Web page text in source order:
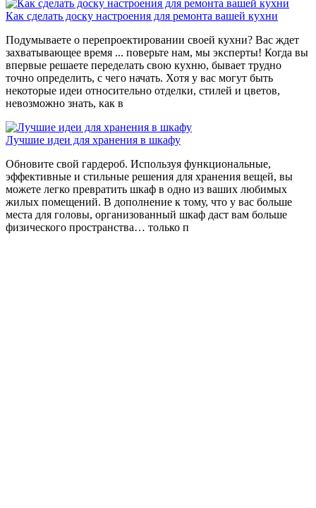
Как сделать доску настроения для ремонта вашей кухни
Подумываете о перепроектировании своей кухни? Вас ждет
захватывающее время ... поверьте нам, мы эксперты! Когда вы
впервые решаете переделать свою кухню, бывает трудно
точно определить, с чего начать. Хотя у вас могут быть
некоторые идеи относительно отделки, стилей и цветов,
невозможно знать, как в
Лучшие идеи для хранения в шкафу
Обновите свой гардероб. Используя функциональные,
эффективные и стильные решения для хранения вещей, вы
можете легко превратить шкаф в одно из ваших любимых
жилых помещений. В дополнение к тому, что у вас больше
места для головы, организованный шкаф даст вам больше
физического пространства… только п